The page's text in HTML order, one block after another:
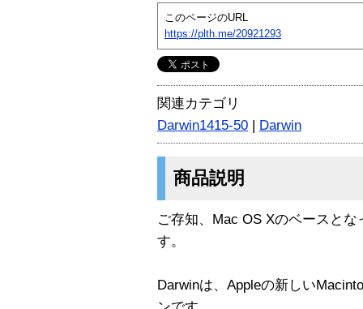
このページのURL
https://plth.me/20921293
関連カテゴリ
Darwin1415-50 | Darwin
商品説明
ご存知、Mac OS Xのベースと
す。
Darwinは、Appleの新しい